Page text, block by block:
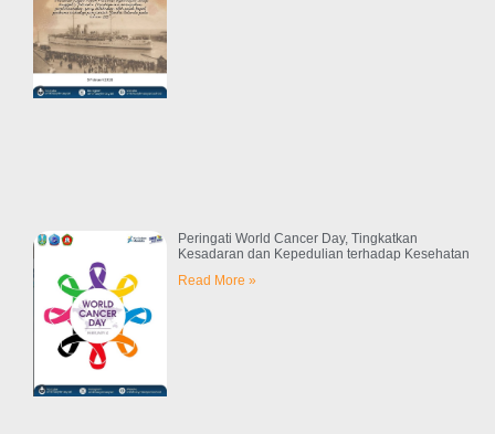
Peringati World Cancer Day, Tingkatkan
Kesadaran dan Kepedulian terhadap Kesehatan
Read More »